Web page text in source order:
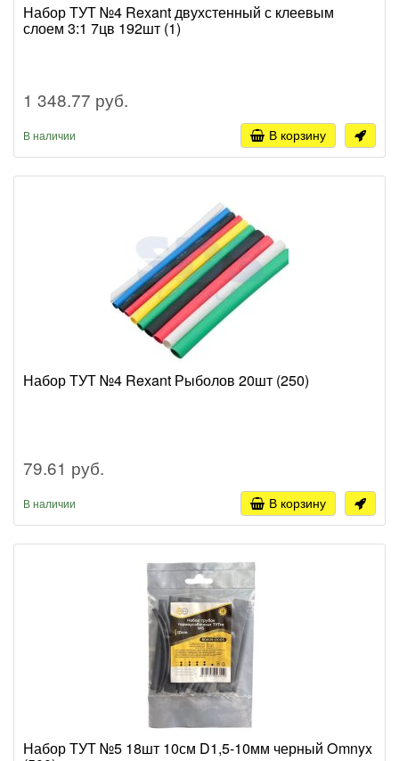
Набор ТУТ №4 Rexant двухстенный с клеевым
слоем 3:1 7цв 192шт (1)
1 348.77 руб.
В наличии В корзину
Набор ТУТ №4 Rexant Рыболов 20шт (250)
79.61 руб.
В наличии В корзину
Набор ТУТ №5 18шт 10см D1,5-10мм черный Omnyx